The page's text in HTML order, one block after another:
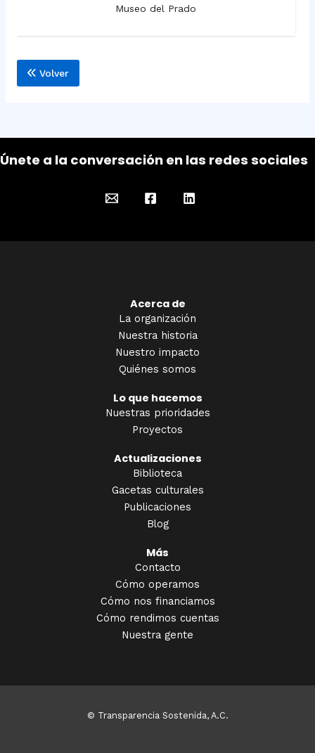
Museo del Prado
Volver
Únete a la conversación en las redes sociales
Acerca de
La organización
Nuestra historia
Nuestro impacto
Quiénes somos
Lo que hacemos
Nuestras prioridades
Proyectos
Actualizaciones
Biblioteca
Gacetas culturales
Publicaciones
Blog
Más
Contacto
Cómo operamos
Cómo nos financiamos
Cómo rendimos cuentas
Nuestra gente
© Transparencia Sostenida, A.C.